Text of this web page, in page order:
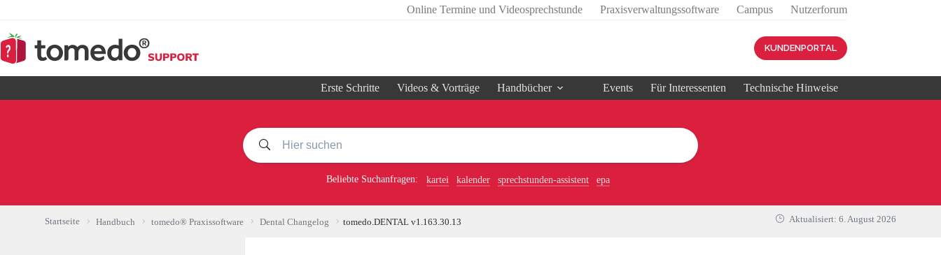
springen
Online Termine und Videosprechstunde Praxisverwaltungssoftware Campus Nutzerforum
KUNDENPORTAL
Erste Schritte Videos & Vorträge Handbücher Events Für Interessenten Technische Hinweise
Beliebte Suchanfragen: kartei kalender sprechstunden-assistent epa
Startseite Handbuch tomedo® Praxissoftware Dental Changelog tomedo.DENTAL v1.163.30.13 Aktualisiert: 6. August 2026